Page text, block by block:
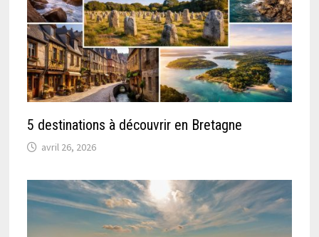
5 destinations à découvrir en Bretagne
avril 26, 2026